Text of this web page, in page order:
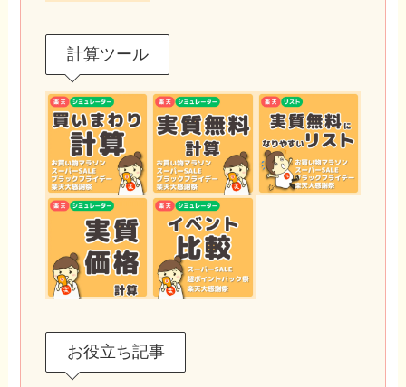
計算ツール
お役立ち記事